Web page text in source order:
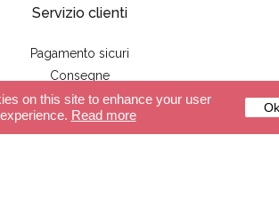
Servizio clienti
Pagamento sicuri
Consegne
CGV
FAQ
on this site to enhance your user
experience. Read more Ok